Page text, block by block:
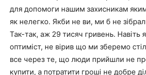
для допомоги нашим захисникам
як нелегко. Якби не ви, ми б не
Так-так, аж 29 тисяч гривень. Навіть
оптиміст, не вірив що ми зберемо
все через те, що люди прийшли не
купити, а потратити гроші не добре